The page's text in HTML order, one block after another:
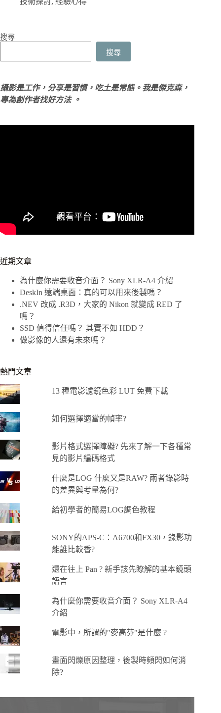
搜尋
搜尋
攝影是工作，分享是習慣，吃土是常態。我是傑克森，
專為創作者找好方法 。
近期文章
為什麼你需要收音介面？ Sony XLR-A4 介紹
DeskIn 遠端桌面：真的可以用來後製嗎？
.NEV 改成 .R3D，大家的 Nikon 就變成 RED 了
嗎？
SSD 值得信任嗎？ 其實不如 HDD？
做影像的人還有未來嗎？
熱門文章
13 種電影濾鏡色彩 LUT 免費下載
如何選擇適當的幀率?
影片格式選擇障礙? 先來了解一下各種常
見的影片編碼格式
什麼是LOG 什麼又是RAW? 兩者錄影時
的差異與考量為何?
給初學者的簡易LOG調色教程
SONY的APS-C：A6700和FX30，錄影功
能誰比較香?
還在往上 Pan ? 新手該先瞭解的基本鏡頭
語言
為什麼你需要收音介面？ Sony XLR-A4
介紹
電影中，所謂的"麥高芬"是什麼 ?
畫面閃爍原因整理，後製時頻閃如何消
除?